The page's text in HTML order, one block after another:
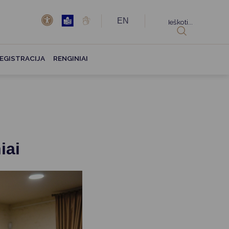
EN
RENGINIAI